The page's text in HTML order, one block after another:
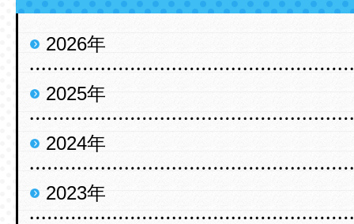
2026年
2025年
2024年
2023年